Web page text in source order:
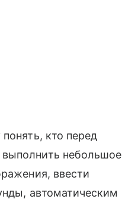
кто перед
небольшое
ввести
автоматическим